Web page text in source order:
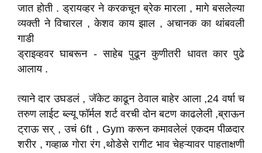
जात होती . ड्रायव्हर ने करकचून ब्रेक मारला , मागे बसलेल्या
व्यक्ती ने विचारल , केशव काय झाल , अचानक का थांबवली
गाडी
ड्राइव्हवर घाबरून - साहेब पुढून कुणीतरी धावत कार पुढे
आलाय .
त्याने दार उघडलं , जॅकेट काढून ठेवाल बाहेर आला ,24 वर्षा च
तरुण लाईट ब्ल्यू फॉर्मल शर्ट वरची दोन बटण काढलेली ,ब्राऊन
ट्राऊ सर् , उचं 6ft , Gym करून कमावलेलं एकदम पीळदार
शरीर , गव्हाळ गोरा रंग ,थोडेसे रागीट भाव चेहऱ्यावर पाहताक्षणी